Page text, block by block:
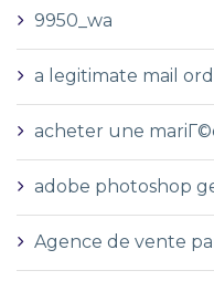
9950_wa
a legitimate mail
acheter une
adobe photoshop
Agence de vente